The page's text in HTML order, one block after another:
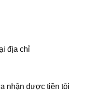
địa chỉ
nhận được tiền tôi